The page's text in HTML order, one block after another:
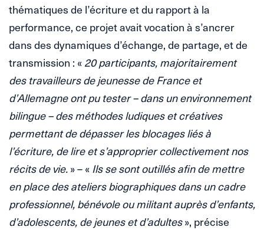
thématiques de l’écriture et du rapport à la
performance, ce projet avait vocation à s’ancrer
dans des dynamiques d’échange, de partage, et de
transmission : «20 participants, majoritairement
des travailleurs de jeunesse de France et
d’Allemagne ont pu tester – dans un environnement
bilingue – des méthodes ludiques et créatives
permettant de dépasser les blocages liés à
l’écriture, de lire et s’approprier collectivement nos
récits de vie.» – «Ils se sont outillés afin de mettre
en place des ateliers biographiques dans un cadre
professionnel, bénévole ou militant auprès d’enfants,
d’adolescents, de jeunes et d’adultes», précise